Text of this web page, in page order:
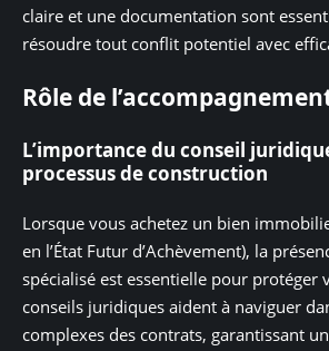
claire et une documentation sont
résoudre tout conflit potentiel avec
Rôle de
L’importance du conseil
processus de construction
Lorsque vous achetez un bien
en l’État Futur d’Achèvement), la
spécialisé est essentielle pour protéger
conseils juridiques aident à naviguer
complexes des contrats, garantissant